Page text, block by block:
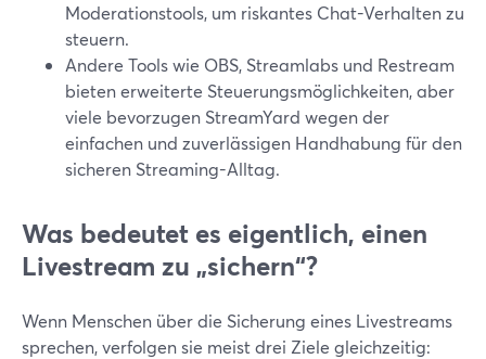
Moderationstools, um riskantes Chat-Verhalten zu
steuern.
Andere Tools wie OBS, Streamlabs und Restream
bieten erweiterte Steuerungsmöglichkeiten, aber
viele bevorzugen StreamYard wegen der
einfachen und zuverlässigen Handhabung für den
sicheren Streaming-Alltag.
Was bedeutet es eigentlich, einen
Livestream zu „sichern“?
Wenn Menschen über die Sicherung eines Livestreams
sprechen, verfolgen sie meist drei Ziele gleichzeitig: